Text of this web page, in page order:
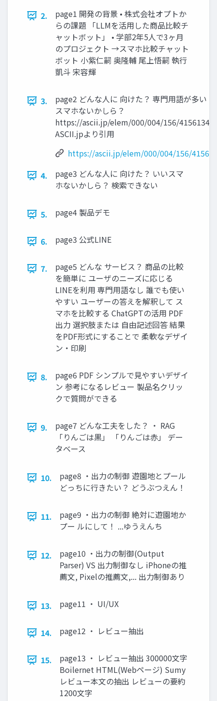
2.
page1 開発の背景 • 株式会社オプトか
らの課題 「LLMを活用した商品比較チ
ャットボット」 • 学部2年5人で3ヶ月
のプロジェクト →スマホ比較チャット
ボット 小紫仁嗣 奥隆輔 尾上悟嗣 執行
凱斗 宋容輝
3.
page2 どんな人に 向けた？ 専門用語が多い
スマホないかしら？
https://ascii.jp/elem/000/004/156/4156134/
ASCII.jpより引用
https://ascii.jp/elem/000/004/156/
4.
page3 どんな人に 向けた？ いいスマ
ホないかしら？ 検索できない
5. page4 製品デモ
6. page3 公式LINE
7.
page5 どんな サービス？ 商品の比較
を簡単に ユーザのニーズに応じる
LINEを利用 専門用語なし 誰でも使い
やすい ユーザーの答えを解釈して ス
マホを比較する ChatGPTの活用 PDF
出力 選択肢または 自由記述回答 結果
をPDF形式にすることで 柔軟なデザイ
ン・印刷
8.
page6 PDF シンプルで見やすいデザイ
ン 参考になるレビュー 製品名クリッ
クで質問ができる
9.
page7 どんな工夫をした？ ・ RAG
「りんごは黒」 「りんごは赤」 デー
タベース
10.
page8 ・出力の制御 遊園地とプール
どっちに行きたい？ どうぶつえん！
11.
page9 ・出力の制御 絶対に遊園地か
プー ルにして！ ...ゆうえんち
12.
page10 ・出力の制御(Output
Parser) VS 出力制御なし iPhoneの推
薦文, Pixelの推薦文,... 出力制御あり
13. page11 ・ UI/UX
14. page12 ・ レビュー抽出
15.
page13 ・ レビュー抽出 300000文字
Boilernet HTML(Webページ) Sumy
レビュー本文の抽出 レビューの要約
1200文字